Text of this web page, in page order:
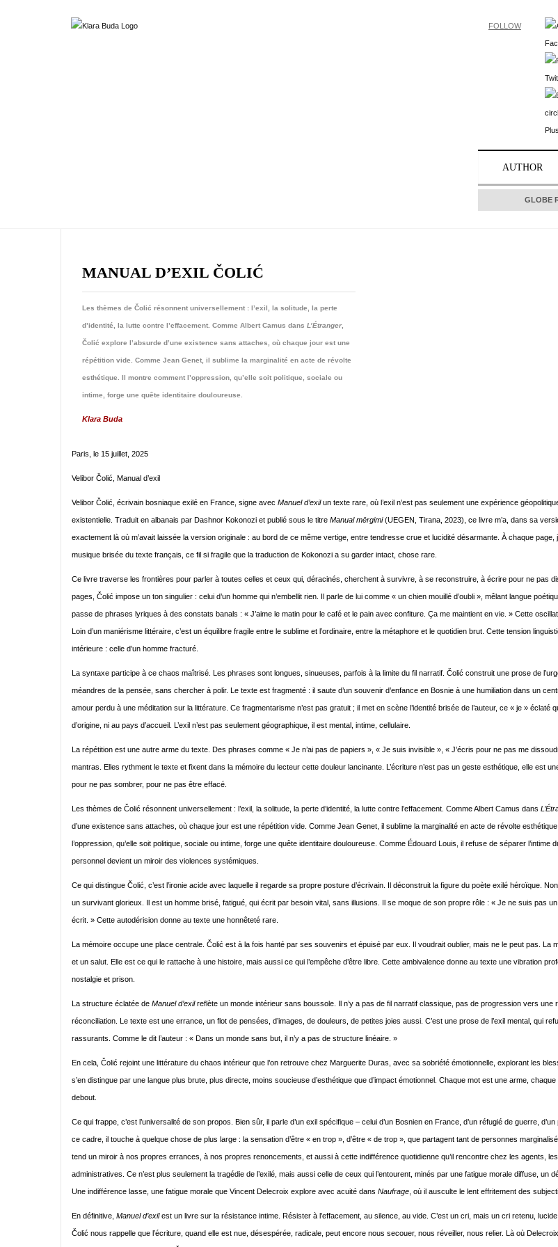
FOLLOW
AUTHOR
GLOBE
MANUAL D’EXIL ČOLIĆ
Les thèmes de Čolić résonnent universellement : l’exil, la solitude, la perte
d’identité, la lutte contre l’effacement. Comme Albert Camus dans L’Étranger,
Čolić explore l’absurde d’une existence sans attaches, où chaque jour est une
répétition vide. Comme Jean Genet, il sublime la marginalité en acte de révolte
esthétique. Il montre comment l’oppression, qu’elle soit politique, sociale ou
intime, forge une quête identitaire douloureuse.
Klara Buda
Paris, le 15 juillet, 2025
Velibor Čolić, Manual d’exil
Velibor Čolić, écrivain bosniaque exilé en France, signe avec Manuel d’exilun texte rare, où l’exil n’est pas seulement une expérience
existentielle. Traduit en albanais par Dashnor Kokonozi et publié sous le titre Manual mërgimi(UEGEN, Tirana, 2023), ce livre m’a, dans sa
exactement là où m’avait laissée la version originale : au bord de ce même vertige, entre tendresse crue et lucidité désarmante. À chaque page,
musique brisée du texte français, ce fil si fragile que la traduction de Kokonozi a su garder intact, chose rare.
Ce livre traverse les frontières pour parler à toutes celles et ceux qui, déracinés, cherchent à survivre, à se reconstruire, à écrire pour ne pas
pages, Čolić impose un ton singulier : celui d’un homme qui n’embellit rien. Il parle de lui comme « un chien mouillé d’oubli », mêlant langue
passe de phrases lyriques à des constats banals : « J’aime le matin pour le café et le pain avec confiture. Ça me maintient en vie. » Cette
Loin d’un maniérisme littéraire, c’est un équilibre fragile entre le sublime et l’ordinaire, entre la métaphore et le quotidien brut. Cette tension
intérieure : celle d’un homme fracturé.
La syntaxe participe à ce chaos maîtrisé. Les phrases sont longues, sinueuses, parfois à la limite du fil narratif. Čolić construit une prose de
méandres de la pensée, sans chercher à polir. Le texte est fragmenté : il saute d’un souvenir d’enfance en Bosnie à une humiliation dans un
amour perdu à une méditation sur la littérature. Ce fragmentarisme n’est pas gratuit ; il met en scène l’identité brisée de l’auteur, ce « je » éclaté
d’origine, ni au pays d’accueil. L’exil n’est pas seulement géographique, il est mental, intime, cellulaire.
La répétition est une autre arme du texte. Des phrases comme « Je n’ai pas de papiers », « Je suis invisible », « J’écris pour ne pas me
mantras. Elles rythment le texte et fixent dans la mémoire du lecteur cette douleur lancinante. L’écriture n’est pas un geste esthétique, elle est
pour ne pas sombrer, pour ne pas être effacé.
Les thèmes de Čolić résonnent universellement : l’exil, la solitude, la perte d’identité, la lutte contre l’effacement. Comme Albert Camus dans
d’une existence sans attaches, où chaque jour est une répétition vide. Comme Jean Genet, il sublime la marginalité en acte de révolte
l’oppression, qu’elle soit politique, sociale ou intime, forge une quête identitaire douloureuse. Comme Édouard Louis, il refuse de séparer l’intime
personnel devient un miroir des violences systémiques.
Ce qui distingue Čolić, c’est l’ironie acide avec laquelle il regarde sa propre posture d’écrivain. Il déconstruit la figure du poète exilé héroïque.
un survivant glorieux. Il est un homme brisé, fatigué, qui écrit par besoin vital, sans illusions. Il se moque de son propre rôle : « Je ne suis pas
écrit. » Cette autodérision donne au texte une honnêteté rare.
La mémoire occupe une place centrale. Čolić est à la fois hanté par ses souvenirs et épuisé par eux. Il voudrait oublier, mais ne le peut pas. La
et un salut. Elle est ce qui le rattache à une histoire, mais aussi ce qui l’empêche d’être libre. Cette ambivalence donne au texte une vibration
nostalgie et prison.
La structure éclatée de Manuel d’exilreflète un monde intérieur sans boussole. Il n’y a pas de fil narratif classique, pas de progression vers une
réconciliation. Le texte est une errance, un flot de pensées, d’images, de douleurs, de petites joies aussi. C’est une prose de l’exil mental, qui
rassurants. Comme le dit l’auteur : « Dans un monde sans but, il n’y a pas de structure linéaire. »
En cela, Čolić rejoint une littérature du chaos intérieur que l’on retrouve chez Marguerite Duras, avec sa sobriété émotionnelle, explorant les
s’en distingue par une langue plus brute, plus directe, moins soucieuse d’esthétique que d’impact émotionnel. Chaque mot est une arme,
debout.
Ce qui frappe, c’est l’universalité de son propos. Bien sûr, il parle d’un exil spécifique – celui d’un Bosnien en France, d’un réfugié de guerre,
ce cadre, il touche à quelque chose de plus large : la sensation d’être « en trop », d’être « de trop », que partagent tant de personnes
tend un miroir à nos propres errances, à nos propres renoncements, et aussi à cette indifférence quotidienne qu’il rencontre chez les agents,
administratives. Ce n’est plus seulement la tragédie de l’exilé, mais aussi celle de ceux qui l’entourent, minés par une fatigue morale diffuse, un
Une indifférence lasse, une fatigue morale que Vincent Delecroix explore avec acuité dans Naufrage , où il ausculte le lent effritement des
En définitive, Manuel d’exilest un livre sur la résistance intime. Résister à l’effacement, au silence, au vide. C’est un cri, mais un cri retenu,
Čolić nous rappelle que l’écriture, quand elle est nue, désespérée, radicale, peut encore nous secouer, nous réveiller, nous relier. Là où